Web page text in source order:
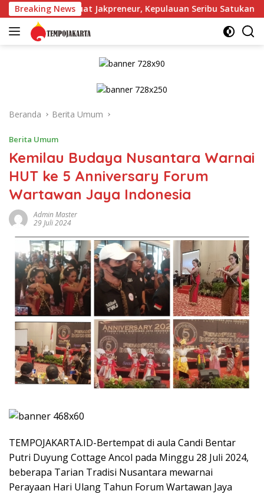
Langsung
ke
konten
Breaking News
Jakpreneur, Kepulauan Seribu Satukan Langkah untuk
Beranda Berita Umum
Berita Umum
Kemilau Budaya Nusantara Warnai
HUT ke 5 Anniversary Forum
Wartawan Jaya Indonesia
Admin Master
29 Juli 2024
TEMPOJAKARTA.ID-Bertempat di aula Candi Bentar
Putri Duyung Cottage Ancol pada Minggu 28 Juli 2024,
beberapa Tarian Tradisi Nusantara mewarnai
Perayaan Hari Ulang Tahun Forum Wartawan Jaya